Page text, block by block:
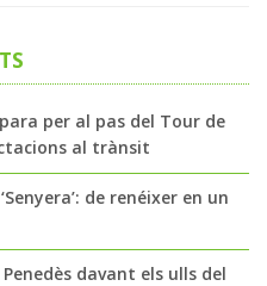
per al pas del Tour de
al trànsit
de renéixer en un
davant els ulls del